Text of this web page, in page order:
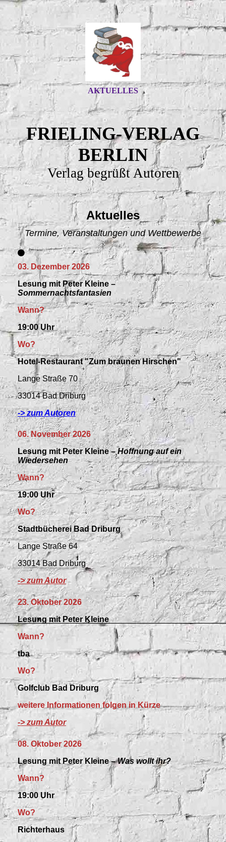
AKTUELLES
FRIELING-VERLAG
BERLIN
Verlag begrüßt Autoren
Aktuelles
Termine, Veranstaltungen und Wettbewerbe
03. Dezember 2026
Lesung mit Peter Kleine –
Sommernachtsfantasien
Wann?
19:00 Uhr
Wo?
Hotel-Restaurant "Zum braunen Hirschen"
Lange Straße 70
33014 Bad Driburg
-> zum Autoren
06. November 2026
Lesung mit Peter Kleine –Hoffnung auf ein
Wiedersehen
Wann?
19:00 Uhr
Wo?
Stadtbücherei Bad Driburg
Lange Straße 64
33014 Bad Driburg
-> zum Autor
23. Oktober 2026
Lesung mit Peter Kleine
Wann?
tba
Wo?
Golfclub Bad Driburg
weitere Informationen folgen in Kürze
-> zum Autor
08. Oktober 2026
Lesung mit Peter Kleine –Was wollt ihr?
Wann?
19:00 Uhr
Wo?
Richterhaus